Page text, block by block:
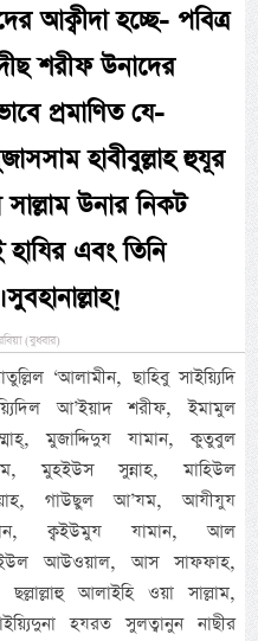
আক্বীদা হচ্ছে- পবিত্র
শরীফ উনাদের
প্রমাণিত যে-
হাবীবুল্লাহ হুযূর
উনার নিকট
এবং তিনি
(বুধবার)
‘আলামীন, ছাহিবু সাইয়্যিদি
আ’ইয়াদ শরীফ, ইমামুল
মুজাদ্দিদুয যামান, কুতুবুল
মুহইউস সুন্নাহ, মাহিউল
গাউছুল আ’যম, আযীযুয
ক্বইউমুয যামান, আল
আউওয়াল, আস সাফফাহ,
আলাইহি ওয়া সাল্লাম,
হযরত সুলত্বানুন নাছীর